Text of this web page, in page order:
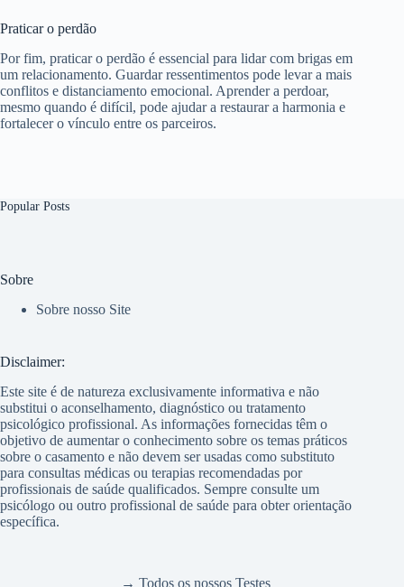
Praticar o perdão
Por fim, praticar o perdão é essencial para lidar com brigas em
um relacionamento. Guardar ressentimentos pode levar a mais
conflitos e distanciamento emocional. Aprender a perdoar,
mesmo quando é difícil, pode ajudar a restaurar a harmonia e
fortalecer o vínculo entre os parceiros.
Popular Posts
Sobre
Sobre nosso Site
Disclaimer:
Este site é de natureza exclusivamente informativa e não
substitui o aconselhamento, diagnóstico ou tratamento
psicológico profissional. As informações fornecidas têm o
objetivo de aumentar o conhecimento sobre os temas práticos
sobre o casamento e não devem ser usadas como substituto
para consultas médicas ou terapias recomendadas por
profissionais de saúde qualificados. Sempre consulte um
psicólogo ou outro profissional de saúde para obter orientação
específica.
→ Todos os nossos Testes